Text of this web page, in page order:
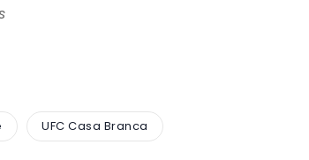
UFC Casa Branca